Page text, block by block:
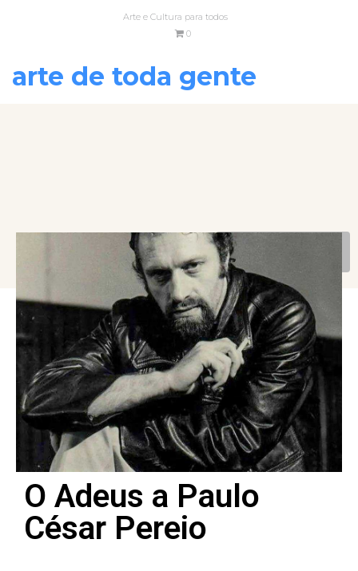
Arte e Cultura para todos
0
arte de toda gente
O Adeus a Paulo
César Pereio